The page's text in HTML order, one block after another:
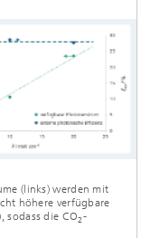
(links) werden mit
höhere verfügbare
sodass die CO2 -